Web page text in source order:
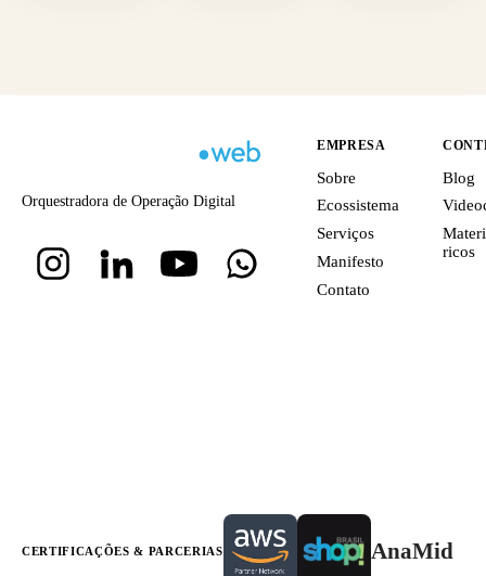
Orquestradora de Operação Digital
EMPRESA
Sobre
Ecossistema
Serviços
Manifesto
Contato
Blog
ricos
CERTIFICAÇÕES & PARCERIAS AnaMid